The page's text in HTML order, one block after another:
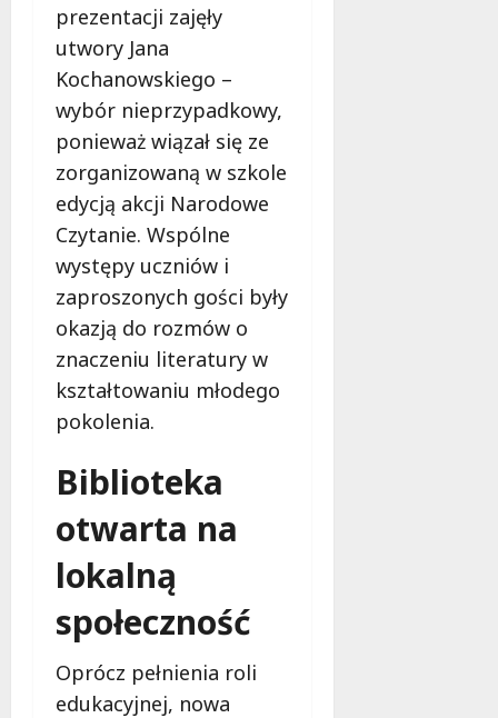
prezentacji zajęły
utwory Jana
Kochanowskiego –
wybór nieprzypadkowy,
ponieważ wiązał się ze
zorganizowaną w szkole
edycją akcji Narodowe
Czytanie. Wspólne
występy uczniów i
zaproszonych gości były
okazją do rozmów o
znaczeniu literatury w
kształtowaniu młodego
pokolenia.
Biblioteka
otwarta na
lokalną
społeczność
Oprócz pełnienia roli
edukacyjnej, nowa